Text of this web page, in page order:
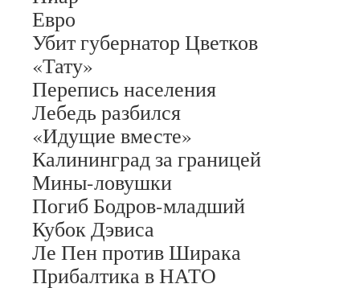
Евро
Убит губернатор Цветков
«Тату»
Перепись населения
Лебедь разбился
«Идущие вместе»
Калининград за границей
Мины-ловушки
Погиб Бодров-младший
Кубок Дэвиса
Ле Пен против Ширака
Прибалтика в НАТО